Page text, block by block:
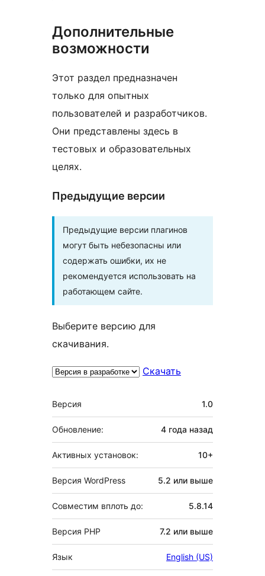
Дополнительные
возможности
Этот раздел предназначен
только для опытных
пользователей и разработчиков.
Они представлены здесь в
тестовых и образовательных
целях.
Предыдущие версии
Предыдущие версии плагинов
могут быть небезопасны или
содержать ошибки, их не
рекомендуется использовать на
работающем сайте.
Выберите версию для
скачивания.
Скачать
Мета
Версия 1.0
Обновление: 4 года назад
Активных установок: 10+
Версия WordPress 5.2 или выше
Совместим вплоть до: 5.8.14
Версия PHP 7.2 или выше
Язык English (US)